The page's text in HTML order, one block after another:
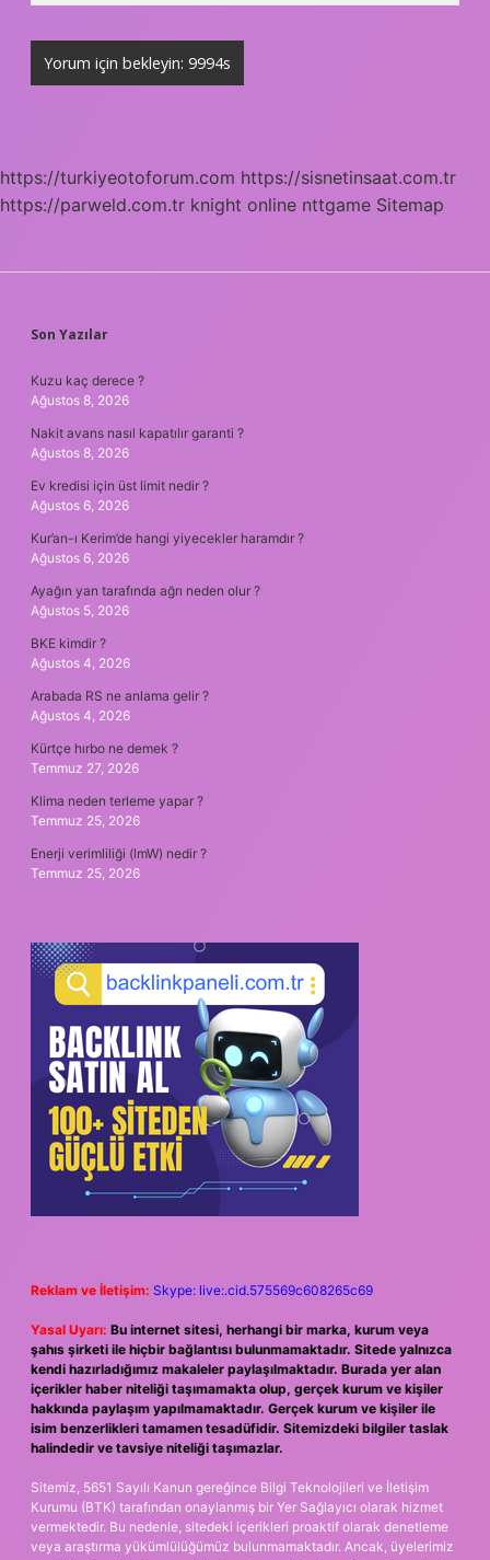
https://turkiyeotoforum.com https://sisnetinsaat.com.tr
https://parweld.com.tr knight online nttgame Sitemap
SIDEBAR
Son Yazılar
Kuzu kaç derece ?
Ağustos 8, 2026
Nakit avans nasıl kapatılır garanti ?
Ağustos 8, 2026
Ev kredisi için üst limit nedir ?
Ağustos 6, 2026
Kur’an-ı Kerim’de hangi yiyecekler haramdır ?
Ağustos 6, 2026
Ayağın yan tarafında ağrı neden olur ?
Ağustos 5, 2026
BKE kimdir ?
Ağustos 4, 2026
Arabada RS ne anlama gelir ?
Ağustos 4, 2026
Kürtçe hırbo ne demek ?
Temmuz 27, 2026
Klima neden terleme yapar ?
Temmuz 25, 2026
Enerji verimliliği (lmW) nedir ?
Temmuz 25, 2026
Reklam ve İletişim: Skype: live:.cid.575569c608265c69
Yasal Uyarı: Bu internet sitesi, herhangi bir marka, kurum veya
şahıs şirketi ile hiçbir bağlantısı bulunmamaktadır. Sitede yalnızca
kendi hazırladığımız makaleler paylaşılmaktadır. Burada yer alan
içerikler haber niteliği taşımamakta olup, gerçek kurum ve kişiler
hakkında paylaşım yapılmamaktadır. Gerçek kurum ve kişiler ile
isim benzerlikleri tamamen tesadüfidir. Sitemizdeki bilgiler taslak
halindedir ve tavsiye niteliği taşımazlar.
Sitemiz, 5651 Sayılı Kanun gereğince Bilgi Teknolojileri ve İletişim
Kurumu (BTK) tarafından onaylanmış bir Yer Sağlayıcı olarak hizmet
vermektedir. Bu nedenle, sitedeki içerikleri proaktif olarak denetleme
veya araştırma yükümlülüğümüz bulunmamaktadır. Ancak, üyelerimiz